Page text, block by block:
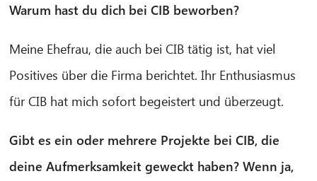
Warum hast du dich bei CIB beworben?
Meine Ehefrau, die auch bei CIB tätig ist, hat viel
Positives über die Firma berichtet. Ihr Enthusiasmus
für CIB hat mich sofort begeistert und überzeugt.
Gibt es ein oder mehrere Projekte bei CIB, die
deine Aufmerksamkeit geweckt haben? Wenn ja,